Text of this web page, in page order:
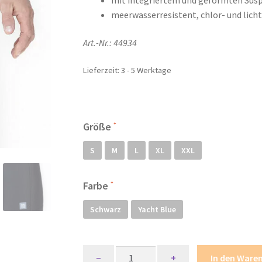
meerwasserresistent, chlor- und
Art.-Nr.: 44934
Lieferzeit: 3 - 5 Werktage
Größe
S M L XL XXL
Farbe
Schwarz Yacht Blue
− + In den